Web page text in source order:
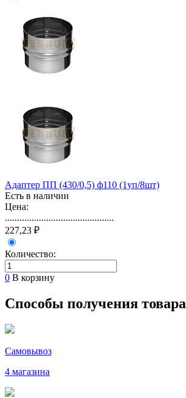
Адаптер ПП (430/0,5) ф110 (1уп/8шт)
Есть в наличии
Цена:
.............................................
227,23 ₽
Количество:
0 В корзину
Способы получения товара
Самовывоз
4 магазина